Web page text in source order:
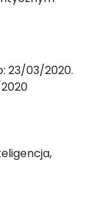
23/03/2020.